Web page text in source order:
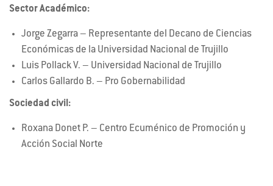
Sector Académico:
Jorge Zegarra – Representante del Decano de Ciencias
Económicas de la Universidad Nacional de Trujillo
Luis Pollack V. – Universidad Nacional de Trujillo
Carlos Gallardo B. – Pro Gobernabilidad
Sociedad civil:
Roxana Donet P. – Centro Ecuménico de Promoción y
Acción Social Norte